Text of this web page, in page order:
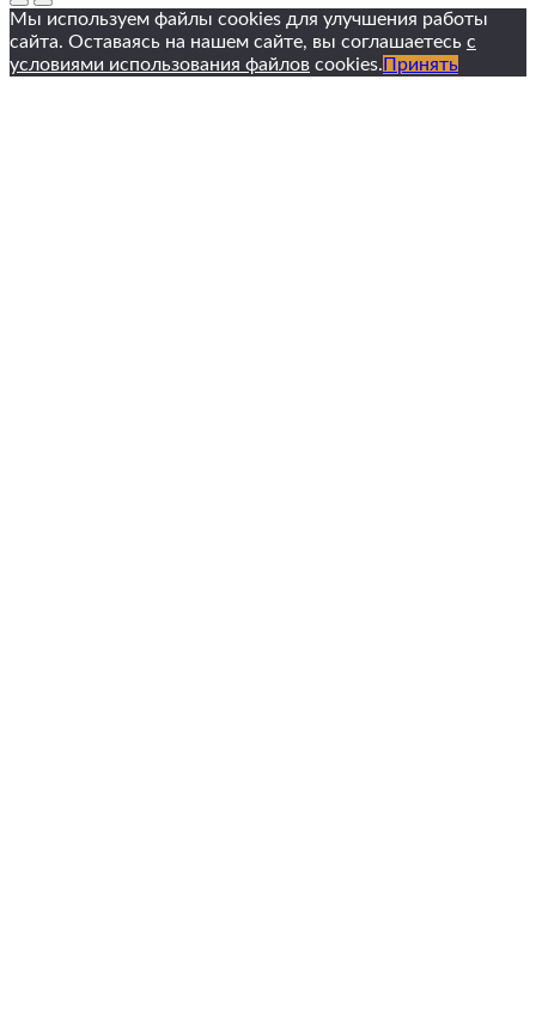
Мы используем файлы cookies для улучшения работы
сайта. Оставаясь на нашем сайте, вы соглашаетесь с
условиями использования файлов cookies. Принять